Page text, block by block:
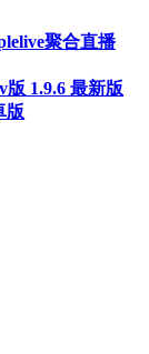
聚合直播
版 1.9.6 最新版
版